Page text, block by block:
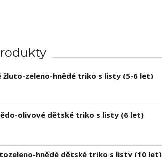
žluto-zeleno-hnědé triko s listy (5-6 let)
olivové dětské triko s listy (6 let)
hnědé dětské triko s listy (10 let)